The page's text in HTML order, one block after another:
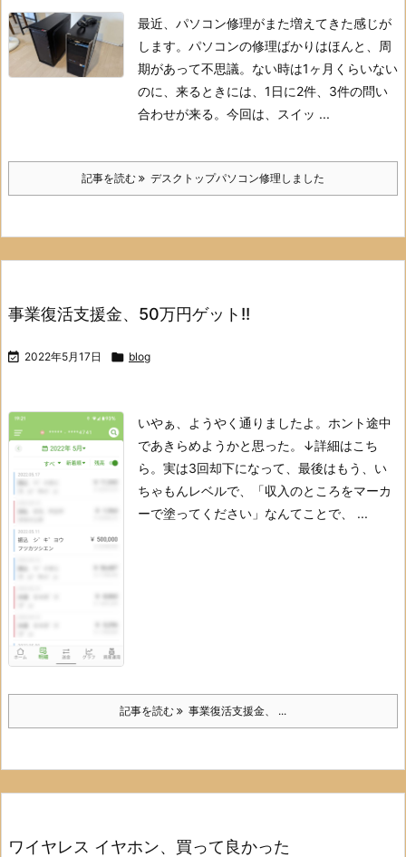
最近、パソコン修理がまた増えてきた感じが
します。 パソコンの修理ばかりはほんと、周
期があって不思議。 ない時は1ヶ月くらいない
のに、来るときには、1日に2件、3件の問い
合わせが来る。 今回は、スイッ ...
記事を読む デスクトップパソコン修理しました
事業復活支援金、50万円ゲット!!
 2022年5月17日  blog
いやぁ、ようやく通りましたよ。 ホント途中
であきらめようかと思った。
↓詳細はこち
ら。 実は3回却下になって、最後はもう、い
ちゃもんレベルで、「収入のところをマーカ
ーで塗ってください」なんてことで、 ...
記事を読む 事業復活支援金、 ...
ワイヤレス イヤホン、買って良かった